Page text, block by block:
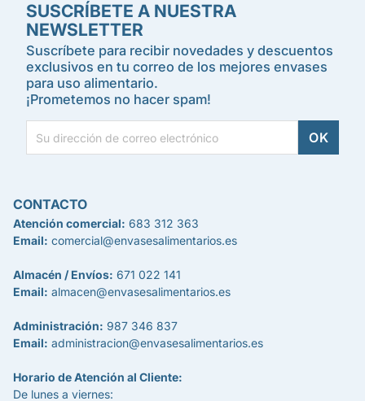
SUSCRÍBETE A NUESTRA
NEWSLETTER
Suscríbete para recibir novedades y descuentos
exclusivos en tu correo de los mejores envases
para uso alimentario.
¡Prometemos no hacer spam!
CONTACTO
Atención comercial: 683 312 363
Email: comercial@envasesalimentarios.es
Almacén / Envíos: 671 022 141
Email: almacen@envasesalimentarios.es
Administración: 987 346 837
Email: administracion@envasesalimentarios.es
Horario de Atención al Cliente:
De lunes a viernes: